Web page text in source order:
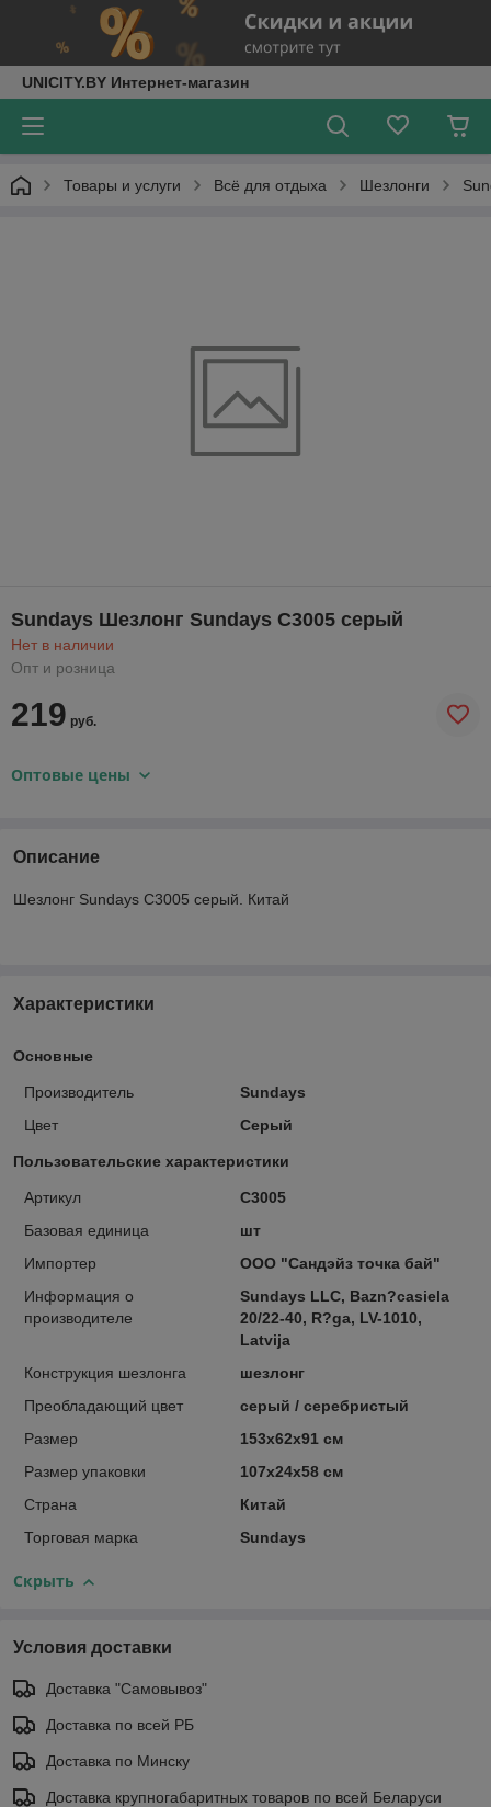
UNICITY.BY Интернет-магазин
Товары и услуги Всё для отдыха Шезлонги
Sundays Шезлонг Sundays C3005 серый
Нет в наличии
Опт и розница
219 руб.
Оптовые цены
Описание
Шезлонг Sundays C3005 серый. Китай
Характеристики
Основные
Производитель
Sundays
Цвет
Серый
Пользовательские характеристики
Артикул
C3005
Базовая единица
шт
Импортер
ООО "Сандэйз точка бай"
Информация о
производителе
Sundays LLC, Bazn?casiela
20/22-40, R?ga, LV-1010,
Latvija
Конструкция шезлонга
шезлонг
Преобладающий цвет
серый / серебристый
Размер
153х62х91 см
Размер упаковки
107х24х58 см
Страна
Китай
Торговая марка
Sundays
Скрыть
Условия доставки
Доставка "Самовывоз"
Доставка по всей РБ
Доставка по Минску
Доставка крупногабаритных товаров по всей Беларуси